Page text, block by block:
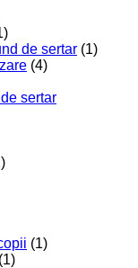
de sertar (1)
(4)
sertar
(1)
(1)